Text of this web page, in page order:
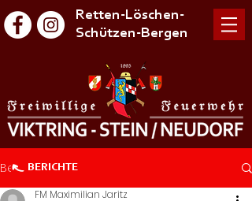
Retten-Löschen-
Schützen-Bergen
Beitrag
FM Maximilian Jaritz
BERICHTE